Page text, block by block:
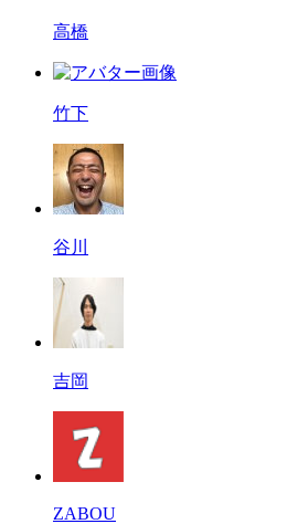
高橋
竹下
谷川
吉岡
ZABOU